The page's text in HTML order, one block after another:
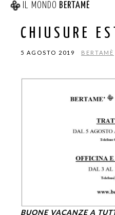
IL MONDO BERTAMÈ
CHIUSURE
5 AGOSTO 2019 BERTAMÈ
BUONE VACANZE A